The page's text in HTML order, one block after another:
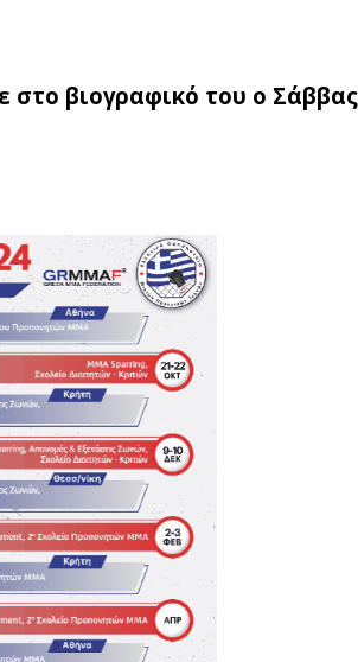
στο βιογραφικό του ο